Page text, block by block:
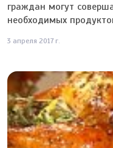
граждан могут
необходимых
3 апреля 2017 г.